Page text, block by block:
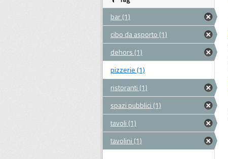
bar (1)
cibo da asporto (1)
dehors (1)
pizzerie (1)
ristoranti (1)
spazi pubblici (1)
tavoli (1)
tavolini (1)